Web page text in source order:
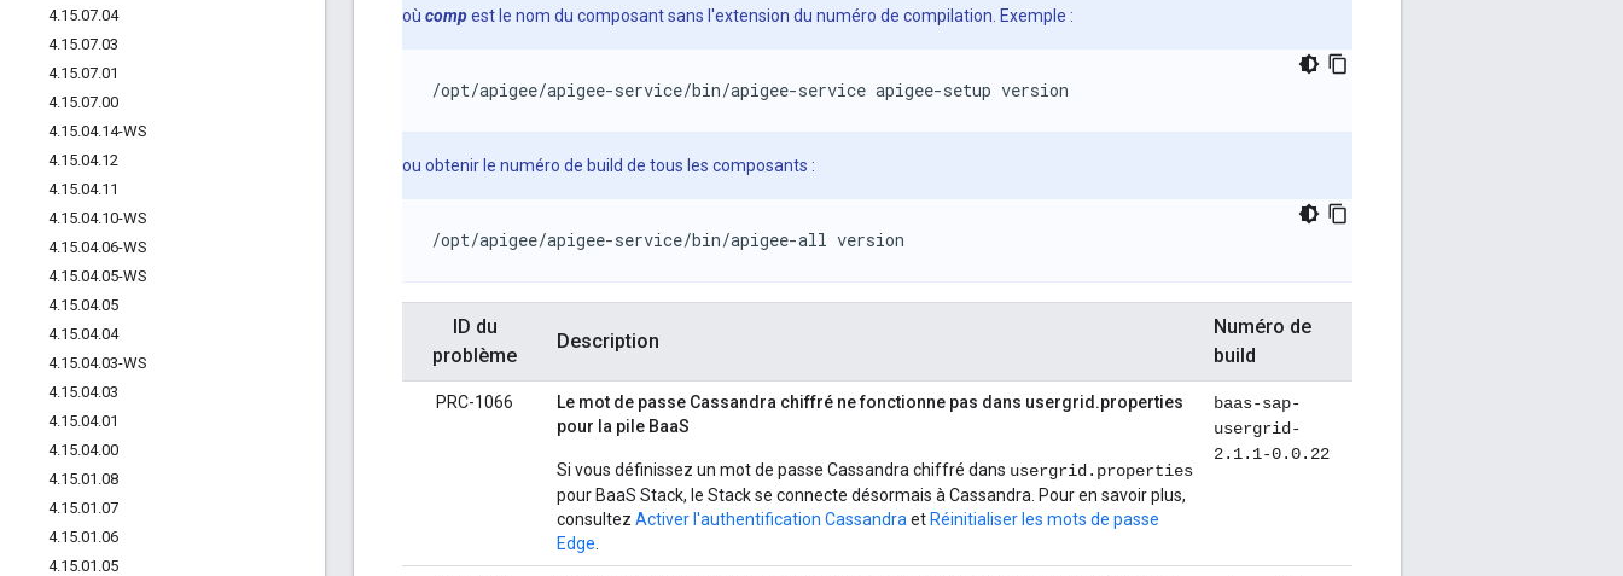
4.15.07.04
4.15.07.03
4.15.07.01
4.15.07.00
4.15.04.14-WS
4.15.04.12
4.15.04.11
4.15.04.10-WS
4.15.04.06-WS
4.15.04.05-WS
4.15.04.05
4.15.04.04
4.15.04.03-WS
4.15.04.03
4.15.04.01
4.15.04.00
4.15.01 .08
4.15.01 .07
4.15.01 .06
4.15.01 .05
où compest le nom du composant sans l'extension du numéro de compilation. Exemple :
/opt/apigee/apigee-service/bin/apigee-service apigee-setup version
ou obtenir le numéro de build de tous les composants :
/opt/apigee/apigee-service/bin/apigee-all version
ID du
problème
Description
Numéro de
build
PRC-1066
Le mot de passe Cassandra chiffré ne fonctionne pas dans usergrid.properties
pour la pile BaaS
Si vous définissez un mot de passe Cassandra chiffré dans usergrid.properties
pour BaaS Stack, le Stack se connecte désormais à Cassandra. Pour en savoir plus,
consultez Activer l'authentification Cassandra et Réinitialiser les mots de passe
Edge
baas-sap-
usergrid-
2.1.1-0.0.22